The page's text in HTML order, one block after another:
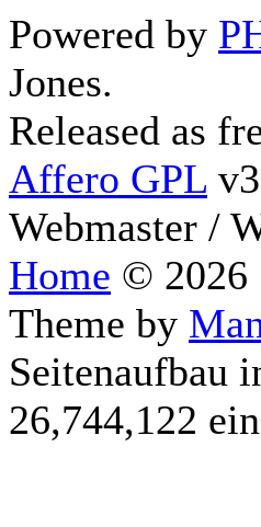
Powered by
Jones.
Released as
Affero GPL
Webmaster /
Home © 2026
Theme by
Seitenaufbau
26,744,122